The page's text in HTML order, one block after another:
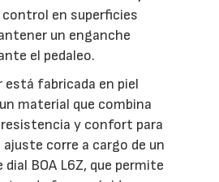
control en superficies
un enganche
el pedaleo.
está fabricada en piel
material que combina
y confort para
ajuste corre a cargo de un
BOA L6Z, que permite